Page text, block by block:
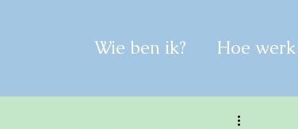
Wie ben ik? Hoe werk